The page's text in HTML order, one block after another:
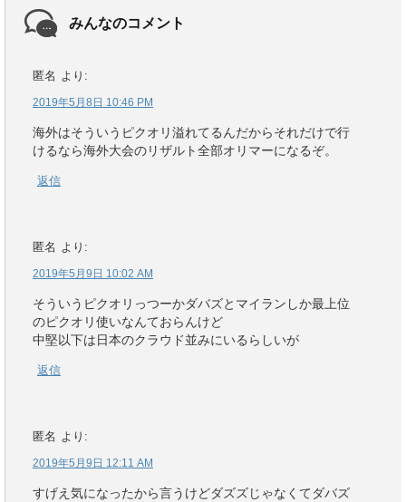
みんなのコメント
匿名 より:
2019年5月8日 10:46 PM
海外はそういうピクオリ溢れてるんだからそれだけで行
けるなら海外大会のリザルト全部オリマーになるぞ。
返信
匿名 より:
2019年5月9日 10:02 AM
そういうピクオリっつーかダバズとマイランしか最上位
のピクオリ使いなんておらんけど
中堅以下は日本のクラウド並みにいるらしいが
返信
匿名 より:
2019年5月9日 12:11 AM
すげえ気になったから言うけどダズズじゃなくてダバズ